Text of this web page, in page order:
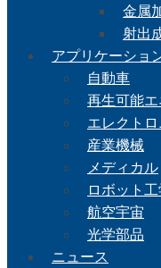
金属
射出
アプリケーショ
自動車
再生可能
エレクト
産業機械
メディカル
ロボット
航空宇宙
光学部品
ニュース